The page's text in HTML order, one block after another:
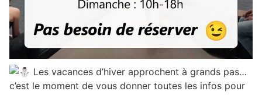
Les vacances d’hiver approchent à grands pas…
c’est le moment de vous donner toutes les infos pour